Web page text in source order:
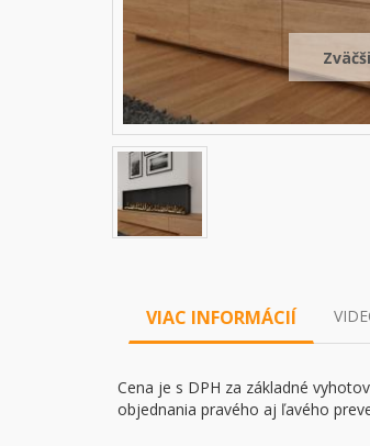
VIAC INFORMÁCIÍ
Cena je s DPH za základné
objednania pravého aj ľavého